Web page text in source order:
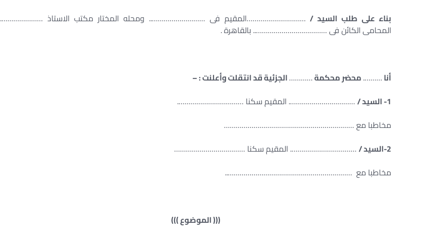
بناء على طلب السيد /…………………………المقيم فى ……………………….. ومحله المختار مكتب الاستاذ ………………….
المحامى الكائن فى ……………………………….. بالقاهرة .
أنا……….محضر محكمة…………الجزئية قد انتقلت وأعلنت : –
1- السيد /
……………………………. المقيم سكنا …………………………….
مخاطبا مع …………………………………………………………
2-السيد /
……………………………. المقيم سكنا ………………………………
مخاطبا مع ………………………………………………………..
(((الموضوع)))